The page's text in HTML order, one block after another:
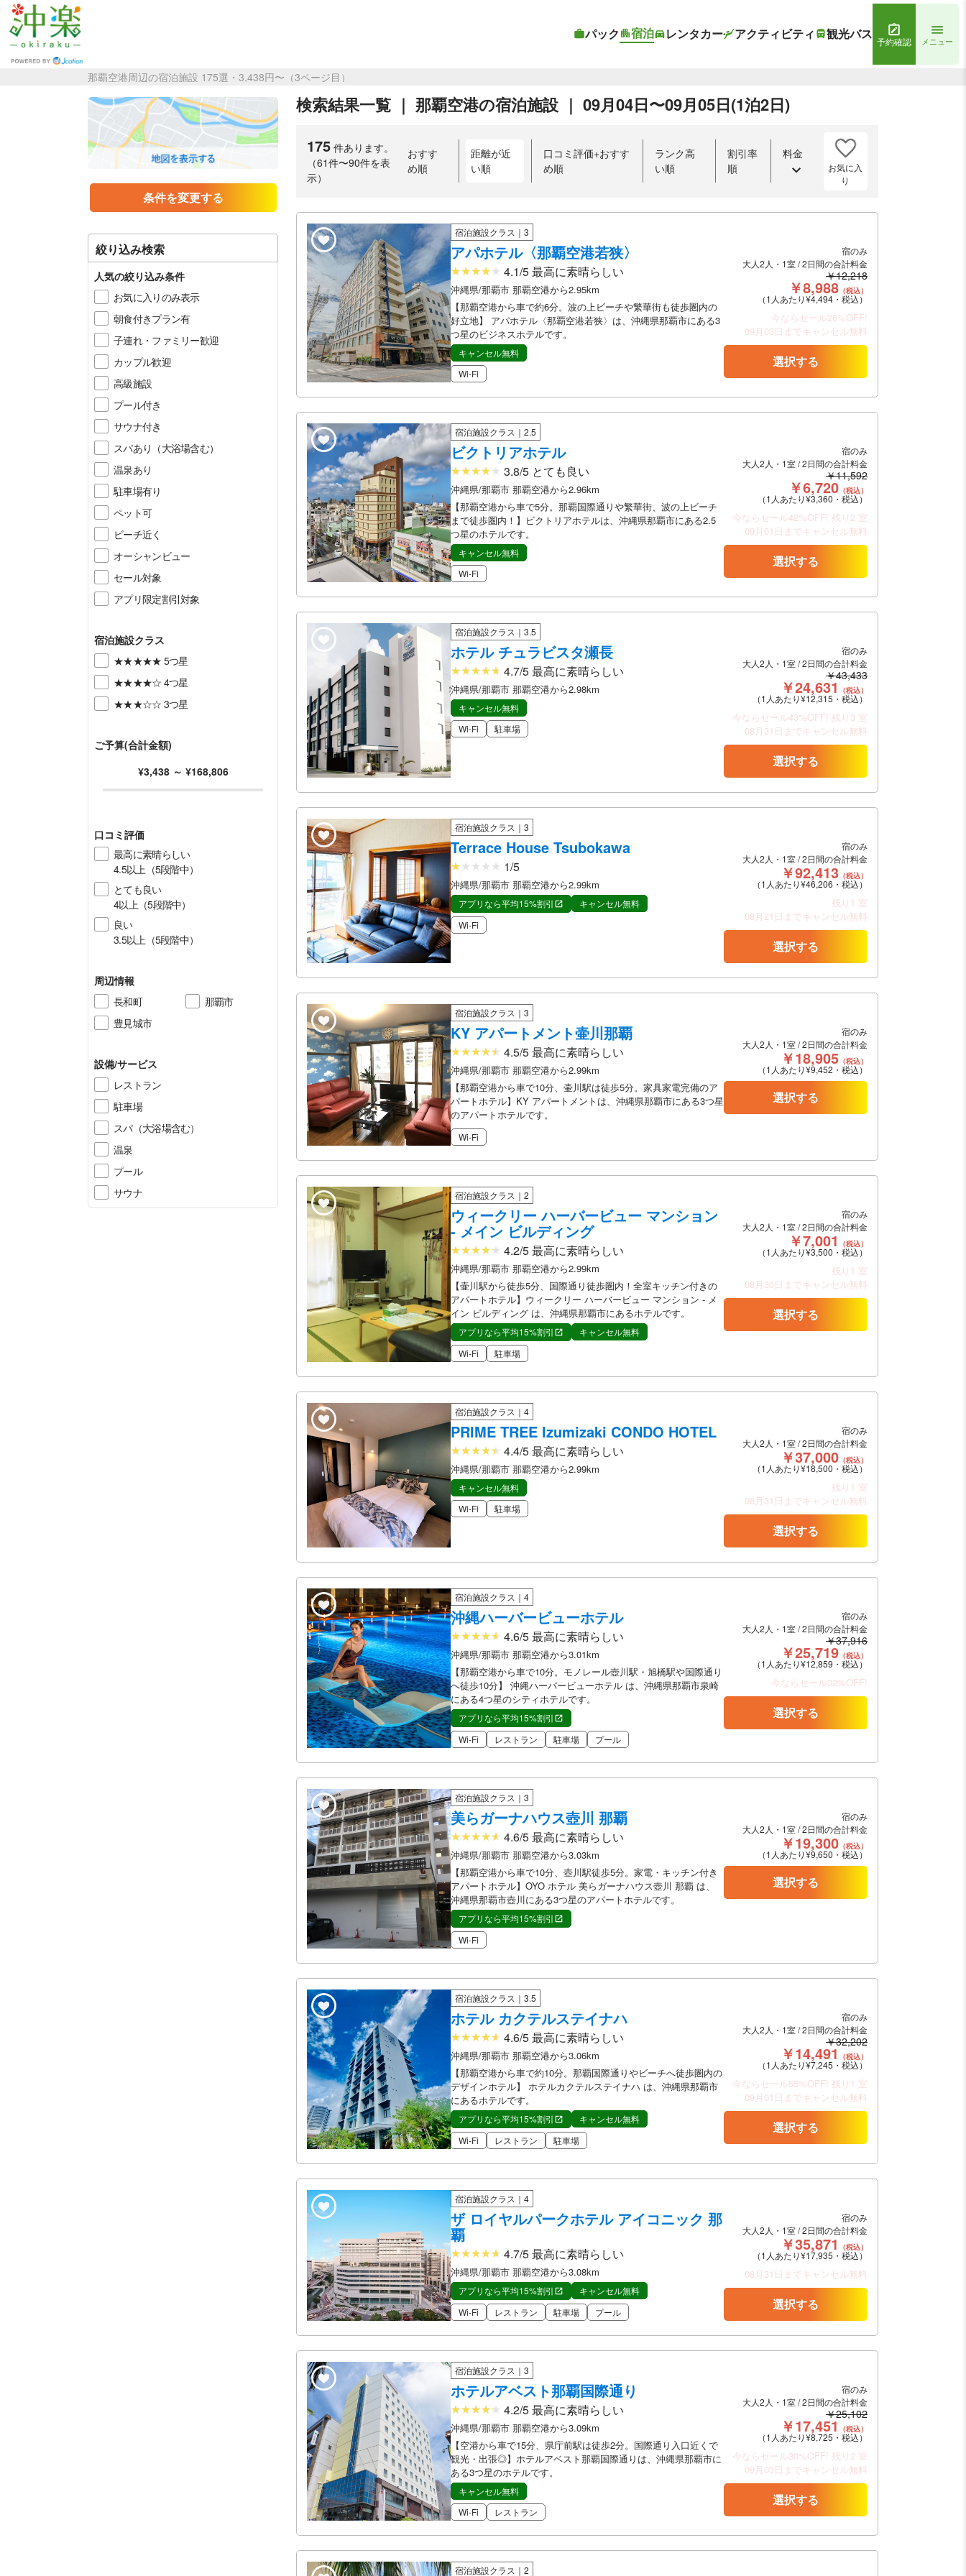
パック 宿泊 レンタカー アクティビティ 観光バス 予約確認 メニュー
那覇空港周辺の宿泊施設 175選・3,438円〜（3ページ目）
条件を変更する
絞り込み検索
人気の絞り込み条件
お気に入りのみ表示
朝食付きプラン有
子連れ・ファミリー歓迎
カップル歓迎
高級施設
プール付き
サウナ付き
スパあり（大浴場含む）
温泉あり
駐車場有り
ペット可
ビーチ近く
オーシャンビュー
セール対象
アプリ限定割引対象
宿泊施設クラス
★★★★★ 5つ星
★★★★☆ 4つ星
★★★☆☆ 3つ星
ご予算(合計金額)
¥3,438～ ¥168,806
口コミ評価
最高に素晴らしい
4.5以上（5段階中）
とても良い
4以上（5段階中）
良い
3.5以上（5段階中）
周辺情報
長和町
那覇市
豊見城市
設備/サービス
レストラン
駐車場
スパ（大浴場含む）
温泉
プール
サウナ
検索結果一覧 ｜ 那覇空港の宿泊施設 ｜ 09月04日〜09月05日(1泊2日)
175 件あります。
（61件〜90件を表
示）
おすす
め順
距離が近
い順
口コミ評価+おすす
め順
ランク高
い順
割引率
順
料金
お気に入
り
宿泊施設クラス｜3
アパホテル〈那覇空港若狭〉
4.1/5 最高に素晴らしい
沖縄県/那覇市 那覇空港から2.95km
【那覇空港から車で約6分。波の上ビーチや繁華街も徒歩圏内の
好立地】 アパホテル〈那覇空港若狭〉は、沖縄県那覇市にある3
つ星のビジネスホテルです。
キャンセル無料
Wi-Fi
宿のみ
大人2人・1室 / 2日間の合計料金
￥12,218
￥8,988 （税込）
（1人あたり¥4,494・税込）
今ならセール26%OFF!
09月03日までキャンセル無料
選択する
宿泊施設クラス｜2.5
ビクトリアホテル
3.8/5 とても良い
沖縄県/那覇市 那覇空港から2.96km
【那覇空港から車で5分。那覇国際通りや繁華街、波の上ビーチ
まで徒歩圏内！】ビクトリアホテルは、沖縄県那覇市にある2.5
つ星のホテルです。
キャンセル無料
Wi-Fi
宿のみ
大人2人・1室 / 2日間の合計料金
￥11,592
￥6,720 （税込）
（1人あたり¥3,360・税込）
今ならセール42%OFF! 残り2 室
09月01日までキャンセル無料
選択する
宿泊施設クラス｜3.5
ホテル チュラビスタ瀬長
4.7/5 最高に素晴らしい
沖縄県/那覇市 那覇空港から2.98km
キャンセル無料
Wi-Fi
駐車場
宿のみ
大人2人・1室 / 2日間の合計料金
￥43,433
￥24,631 （税込）
（1人あたり¥12,315・税込）
今ならセール43%OFF! 残り3 室
08月31日までキャンセル無料
選択する
宿泊施設クラス｜3
Terrace House Tsubokawa
1/5
沖縄県/那覇市 那覇空港から2.99km
アプリなら平均15%割引
キャンセル無料
Wi-Fi
宿のみ
大人2人・1室 / 2日間の合計料金
￥92,413 （税込）
（1人あたり¥46,206・税込）
残り1 室
08月21日までキャンセル無料
選択する
宿泊施設クラス｜3
KY アパートメント壷川那覇
4.5/5 最高に素晴らしい
沖縄県/那覇市 那覇空港から2.99km
【那覇空港から車で10分、壷川駅は徒歩5分。家具家電完備のア
パートホテル】KY アパートメントは、沖縄県那覇市にある3つ星
のアパートホテルです。
Wi-Fi
宿のみ
大人2人・1室 / 2日間の合計料金
￥18,905 （税込）
（1人あたり¥9,452・税込）
選択する
宿泊施設クラス｜2
ウィークリー ハーバービュー マンション
- メイン ビルディング
4.2/5 最高に素晴らしい
沖縄県/那覇市 那覇空港から2.99km
【壷川駅から徒歩5分、国際通り徒歩圏内！全室キッチン付きの
アパートホテル】ウィークリー ハーバービュー マンション - メ
イン ビルディング は、沖縄県那覇市にあるホテルです。
アプリなら平均15%割引
キャンセル無料
Wi-Fi
駐車場
宿のみ
大人2人・1室 / 2日間の合計料金
￥7,001 （税込）
（1人あたり¥3,500・税込）
残り1 室
08月30日までキャンセル無料
選択する
宿泊施設クラス｜4
PRIME TREE Izumizaki CONDO HOTEL
4.4/5 最高に素晴らしい
沖縄県/那覇市 那覇空港から2.99km
キャンセル無料
Wi-Fi
駐車場
宿のみ
大人2人・1室 / 2日間の合計料金
￥37,000 （税込）
（1人あたり¥18,500・税込）
残り1 室
08月31日までキャンセル無料
選択する
宿泊施設クラス｜4
沖縄ハーバービューホテル
4.6/5 最高に素晴らしい
沖縄県/那覇市 那覇空港から3.01km
【那覇空港から車で10分。モノレール壺川駅・旭橋駅や国際通り
へ徒歩10分】 沖縄ハーバービューホテル は、沖縄県那覇市泉崎
にある4つ星のシティホテルです。
アプリなら平均15%割引
Wi-Fi
レストラン 駐車場 プール
宿のみ
大人2人・1室 / 2日間の合計料金
￥37,916
￥25,719 （税込）
（1人あたり¥12,859・税込）
今ならセール32%OFF!
選択する
宿泊施設クラス｜3
美らガーナハウス壺川 那覇
4.6/5 最高に素晴らしい
沖縄県/那覇市 那覇空港から3.03km
【那覇空港から車で10分、壺川駅徒歩5分。家電・キッチン付き
アパートホテル】OYO ホテル 美らガーナハウス壺川 那覇 は、
沖縄県那覇市壺川にある3つ星のアパートホテルです。
アプリなら平均15%割引
Wi-Fi
宿のみ
大人2人・1室 / 2日間の合計料金
￥19,300 （税込）
（1人あたり¥9,650・税込）
選択する
宿泊施設クラス｜3.5
ホテル カクテルステイナハ
4.6/5 最高に素晴らしい
沖縄県/那覇市 那覇空港から3.06km
【那覇空港から車で約10分。那覇国際通りやビーチへ徒歩圏内の
デザインホテル】 ホテルカクテルステイナハ は、沖縄県那覇市
にあるホテルです。
アプリなら平均15%割引
キャンセル無料
Wi-Fi
レストラン 駐車場
宿のみ
大人2人・1室 / 2日間の合計料金
￥32,202
￥14,491 （税込）
（1人あたり¥7,245・税込）
今ならセール55%OFF! 残り1 室
09月01日までキャンセル無料
選択する
宿泊施設クラス｜4
ザ ロイヤルパークホテル アイコニック 那
覇
4.7/5 最高に素晴らしい
沖縄県/那覇市 那覇空港から3.08km
アプリなら平均15%割引
キャンセル無料
Wi-Fi
レストラン 駐車場 プール
宿のみ
大人2人・1室 / 2日間の合計料金
￥35,871 （税込）
（1人あたり¥17,935・税込）
08月31日までキャンセル無料
選択する
宿泊施設クラス｜3
ホテルアベスト那覇国際通り
4.2/5 最高に素晴らしい
沖縄県/那覇市 那覇空港から3.09km
【空港から車で15分、県庁前駅は徒歩2分。国際通り入口近くで
観光・出張◎】ホテルアベスト那覇国際通りは、沖縄県那覇市に
ある3つ星のホテルです。
キャンセル無料
Wi-Fi
レストラン
宿のみ
大人2人・1室 / 2日間の合計料金
￥25,102
￥17,451 （税込）
（1人あたり¥8,725・税込）
今ならセール30%OFF! 残り2 室
09月03日までキャンセル無料
選択する
宿泊施設クラス｜2